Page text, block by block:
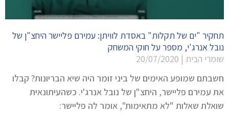
תחקיר "ים של תקלות" באסדת לוויתן: עמירם פליישר היחצ"ן של
נובל אנרג'י, מספר על חוקי המשחק
שומרי הבית
חשבתם שמופע האימים של ביני זומר היה שיא הבריונות? קבלו
את עמירם פליישר, היחצ"ן של נובל אנרג'י. כשהעיתונאית
שואלת שאלות "לא מתאימות", אומר לה פליישר: